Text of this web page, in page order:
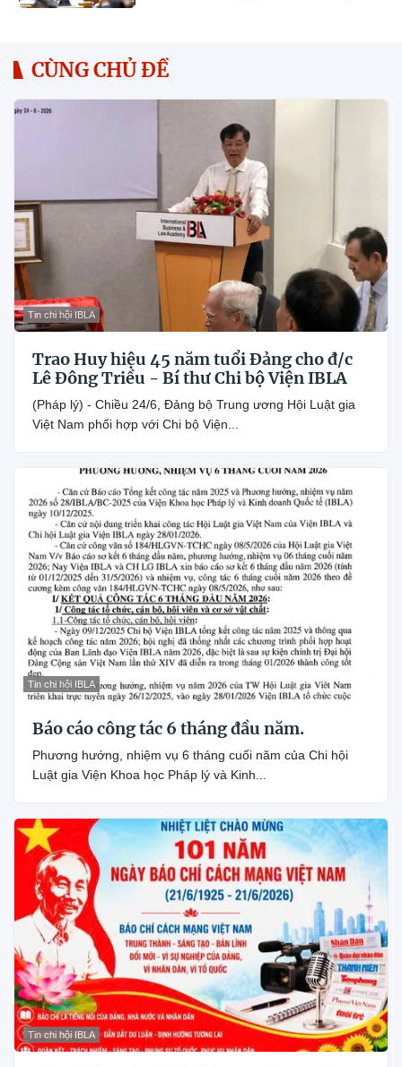
CÙNG CHỦ ĐỀ
Tin chi hội IBLA
Trao Huy hiệu 45 năm tuổi Đảng cho đ/c
Lê Đông Triều - Bí thư Chi bộ Viện IBLA
(Pháp lý) - Chiều 24/6, Đảng bộ Trung ương Hội Luật gia
Việt Nam phối hợp với Chi bộ Viện...
Tin chi hội IBLA
Báo cáo công tác 6 tháng đầu năm.
Phương hướng, nhiệm vụ 6 tháng cuối năm của Chi hội
Luật gia Viện Khoa học Pháp lý và Kinh...
Tin chi hội IBLA